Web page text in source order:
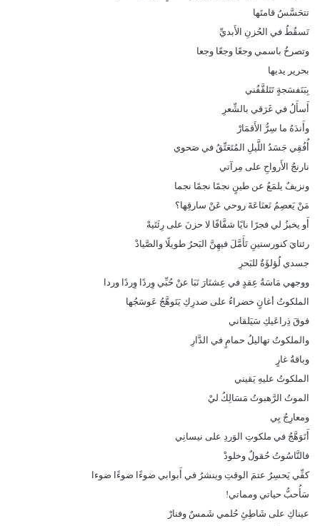
تتحَسَّسُ قامتَها
تَسقُطُ في الحُزنِ الأَبديِّ
وتصرخُ باسمي وجعًا وجعًا وجعا
بحرير يديها
بِبَنَفسَجةٍ تَتَلقَّفُني
أَسأَلُ في غَرَقي بالشِّعرِ
وأَندَهُ ما سِرُّ الأَقمَارْ
أُفُقِي جَسَدُ اللَّيلِ المُتَعَتِّقُ في صَحوي
نارنجُ الأَرواحِ على مِرآتي
ونزيفٌ يلمَعُ عن طينٍ نجمًا نجمًا نجما
مَنْ يَعصِمُ نَعنَاعَةَ روحي عَنْ سارقِها؟
أَو يخبزُ لي فجرًا نايًا شفَّافًا لا حزنَ على رِئَتَيهْ
رئتايَ كنورستينِ تَأَمَّلَ فيهِنَّ البَحرُ طويلًا والصَّيادْ
جسدي لُؤلؤَةٌ للبَحرِ
ووجهي مَاسَةُ عِقدٍ في عِشتَارَ نَبَا عنْ حُبِّي وِردًا وِردًا وردا
الملكوتُ أغانٍ خضراءُ على صدرِكِ يَتَوهَّجُ عَوسَجُها
فوقَ ذِراعَيكِ سَيَلقاني
والملكوتُ تهاليلُ حمامٍ في الدَّارِ
وباقةُ غارٍ
الملكوتُ عليهِ يَقيني
الموتُ الرَّهبوتُ مَسَالِكُ ليْ
ومعارِجُ بِي
أَتَوَهَّجُ في ملكوتِ الوَردِ على نيسانِي
فالنَّاسُوتُ حُقولٌ وخلودْ
كفِّي يَحسِرُ عتمَ الوقتِ وينشرُ في أَبوابي ضوءًا ضوءًا ضوءا
سَأُحبُّ حياتي ومماتي!
عيناكِ على شَاطِئِ حُلمي شَمسٌ وفنارْ